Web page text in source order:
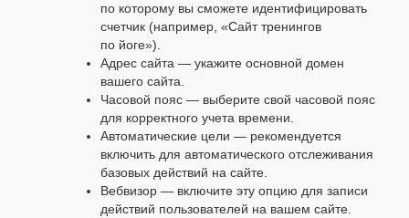
по которому вы сможете идентифицировать
счетчик (например, «Сайт тренингов
по йоге»).
Адрес сайта — укажите основной домен
вашего сайта.
Часовой пояс — выберите свой часовой пояс
для корректного учета времени.
Автоматические цели — рекомендуется
включить для автоматического отслеживания
базовых действий на сайте.
Вебвизор — включите эту опцию для записи
действий пользователей на вашем сайте.